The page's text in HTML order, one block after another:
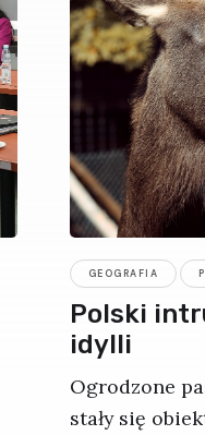
GEOGRAFIA
Polski
idylli
Ogrodzone
stały się